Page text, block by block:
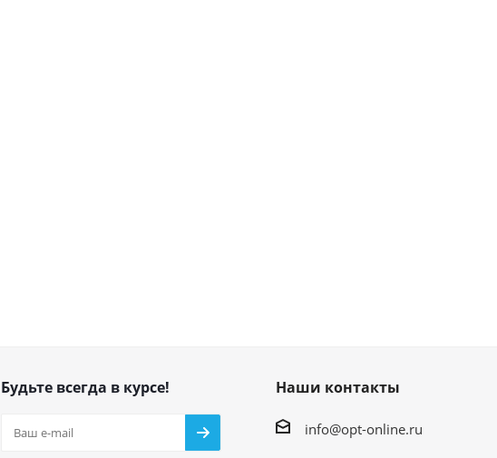
Будьте всегда в курсе! Наши контакты
info@opt-online.ru